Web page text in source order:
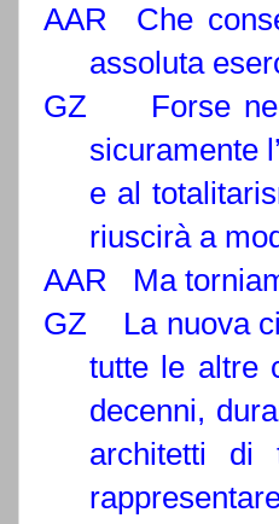
AAR Che
assoluta
GZ Forse ne
sicuramente
e al
riuscirà a
AAR Ma
GZ La nuova
tutte le altre
decenni,
architetti di